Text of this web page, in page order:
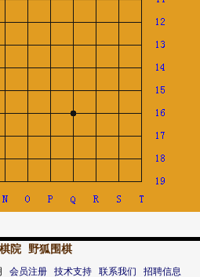
院 野狐围棋
会员注册 技术支持 联系我们 招聘信息